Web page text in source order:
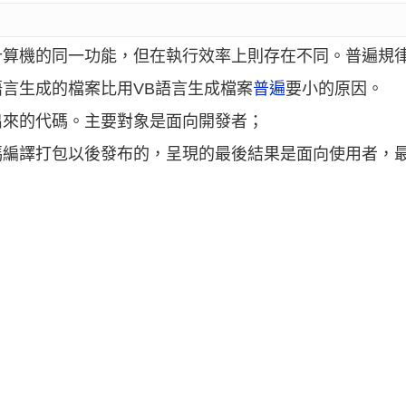
機的同一功能，但在執行效率上則存在不同。普遍規
生成的檔案比用VB語言生成檔案普遍要小的原因。
的代碼。主要對象是面向開發者；
譯打包以後發布的，呈現的最後結果是面向使用者，